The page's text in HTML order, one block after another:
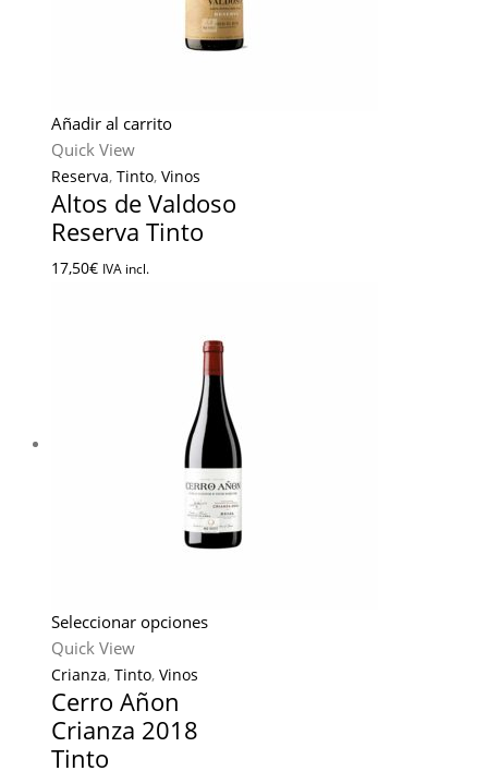
Añadir al carrito
Quick View
Reserva, Tinto, Vinos
Altos de Valdoso
Reserva Tinto
17,50€ IVA incl.
Seleccionar opciones
Quick View
Crianza, Tinto, Vinos
Cerro Añon
Crianza 2018
Tinto